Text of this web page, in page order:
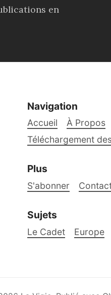
en
Navigation
Accueil À Propos
Téléchargement
Plus
S'abonner
Sujets
Le Cadet Europe